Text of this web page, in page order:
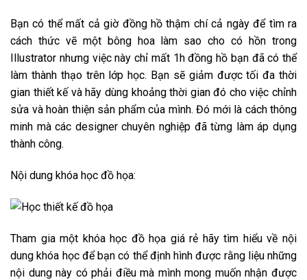
Bạn có thể mất cả giờ đồng hồ thậm chí cả ngày để tìm ra
cách thức vẽ một bông hoa làm sao cho có hồn trong
Illustrator nhưng việc này chỉ mất 1h đồng hồ bạn đã có thể
làm thành thạo trên lớp học. Bạn sẽ giảm được tối đa thời
gian thiết kế và hãy dùng khoảng thời gian đó cho việc chỉnh
sửa và hoàn thiện sản phẩm của mình. Đó mới là cách thông
minh mà các designer chuyên nghiệp đã từng làm áp dụng
thành công.
Nội dung khóa học đồ họa:
Tham gia một khóa học đồ họa giá rẻ hãy tìm hiểu về nội
dung khóa học để bạn có thể định hình được rằng liệu những
nội dung này có phải điều mà mình mong muốn nhận được